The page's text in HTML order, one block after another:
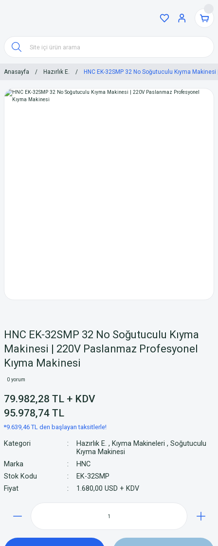
Anasayfa Hazırlık E. HNC EK-32SMP 32 No Soğutuculu Kıyma
HNC EK-32SMP 32 No Soğutuculu Kıyma
Makinesi | 220V Paslanmaz Profesyonel
Kıyma Makinesi
0 yorum
79.982,28 TL + KDV
95.978,74 TL
*9.639,46 TL den başlayan taksitlerle!
Kategori Hazırlık E. , Kıyma Makineleri , Soğutuculu
Kıyma Makinesi
Marka
HNC
Stok Kodu
EK-32SMP
Fiyat
1.680,00 USD + KDV